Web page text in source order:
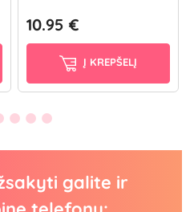
10.95 €
Į KREPŠELĮ
galite ir